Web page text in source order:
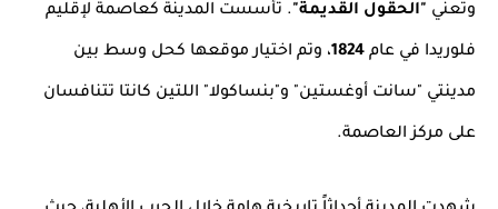
وتعني "الحقول القديمة". تأسست المدينة كعاصمة لإقليم
فلوريدا في عام 1824، وتم اختيار موقعها كحل وسط بين
مدينتي "سانت أوغستين" و"بنساكولا" اللتين كانتا تتنافسان
على مركز العاصمة.